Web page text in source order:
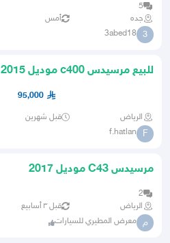
5
جده
أمس
3
3abed18
للبيع مرسيدس c400 موديل 2015
95,000
الرياض قبل شهرين
F
f.hatlan
مرسيدس C43 موديل 2017
2
الرياض
قبل ٣ أسابيع
م معرض المطيري للسيارات